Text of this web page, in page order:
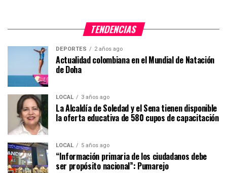
TENDENCIAS
DEPORTES 2 años ago
Actualidad colombiana en el Mundial de Natación
de Doha
LOCAL 3 años ago
La Alcaldía de Soledad y el Sena tienen disponible
la oferta educativa de 580 cupos de capacitación
LOCAL 5 años ago
“Información primaria de los ciudadanos debe
ser propósito nacional”: Pumarejo